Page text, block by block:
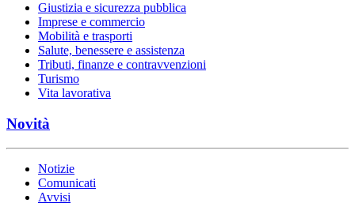
Giustizia e sicurezza pubblica
Imprese e commercio
Mobilità e trasporti
Salute, benessere e assistenza
Tributi, finanze e contravvenzioni
Turismo
Vita lavorativa
Novità
Notizie
Comunicati
Avvisi